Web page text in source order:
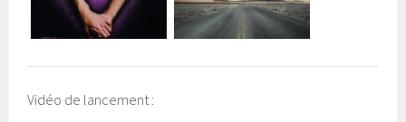
Vidéo de lancement :